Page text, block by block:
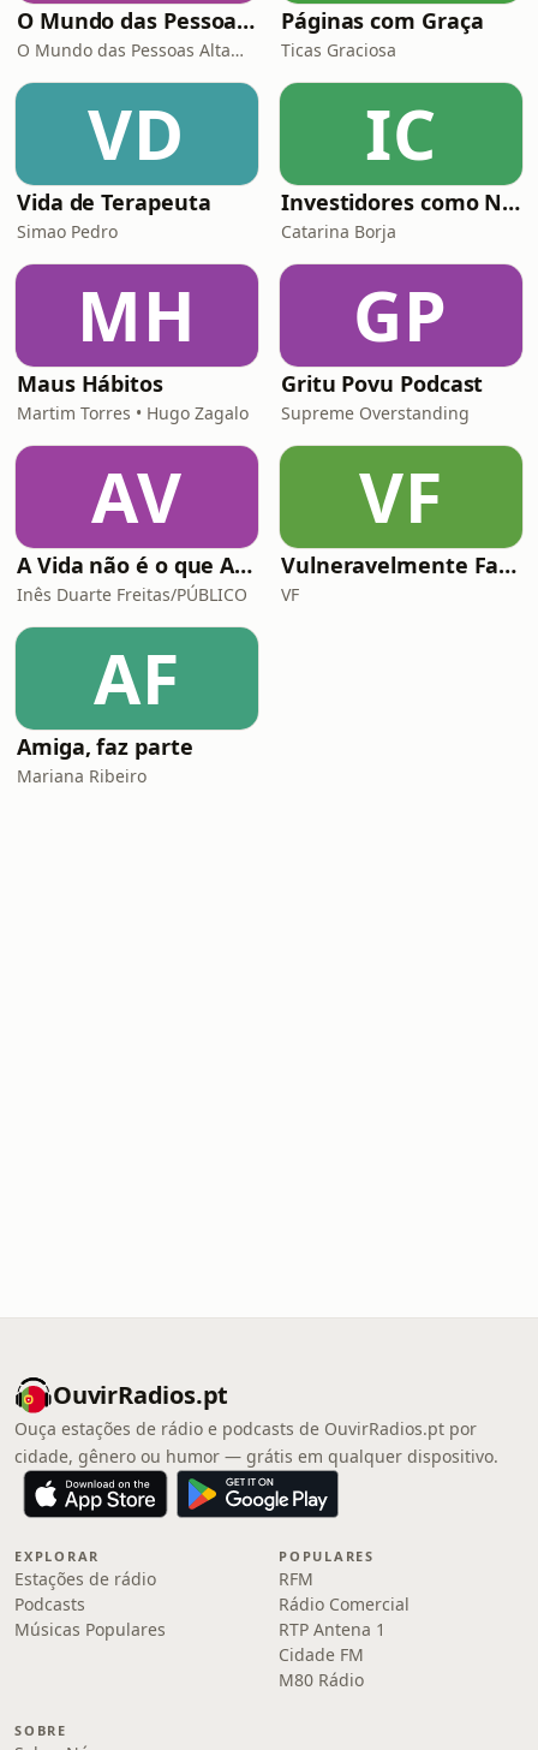
O Mundo das Pessoas Altamente Sensíveis por Sofia Loureiro
O Mundo das Pessoas Altamente Sensíveis por Sofia Loureiro
Páginas com Graça
Ticas Graciosa
VD
Vida de Terapeuta
Simao Pedro
IC
Investidores como Nós
Catarina Borja
MH
Maus Hábitos
Martim Torres • Hugo Zagalo
GP
Gritu Povu Podcast
Supreme Overstanding
AV
A Vida não é o que Aparece
Inês Duarte Freitas/PÚBLICO
VF
Vulneravelmente Falando
VF
AF
Amiga, faz parte
Mariana Ribeiro
OuvirRadios.pt
Ouça estações de rádio e podcasts de OuvirRadios.pt por
cidade, gênero ou humor — grátis em qualquer dispositivo.
EXPLORAR
Estações de rádio
Podcasts
Músicas Populares
POPULARES
RFM
Rádio Comercial
RTP Antena 1
Cidade FM
M80 Rádio
SOBRE